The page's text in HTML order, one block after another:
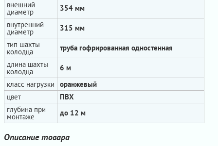
внешний
диаметр
354 мм
внутренний
диаметр
315 мм
тип шахты
колодца
труба гофрированная одностенная
длина шахты
колодца
6 м
класс нагрузки
оранжевый
цвет
ПВХ
глубина при
монтаже до 12 м
Описание товара